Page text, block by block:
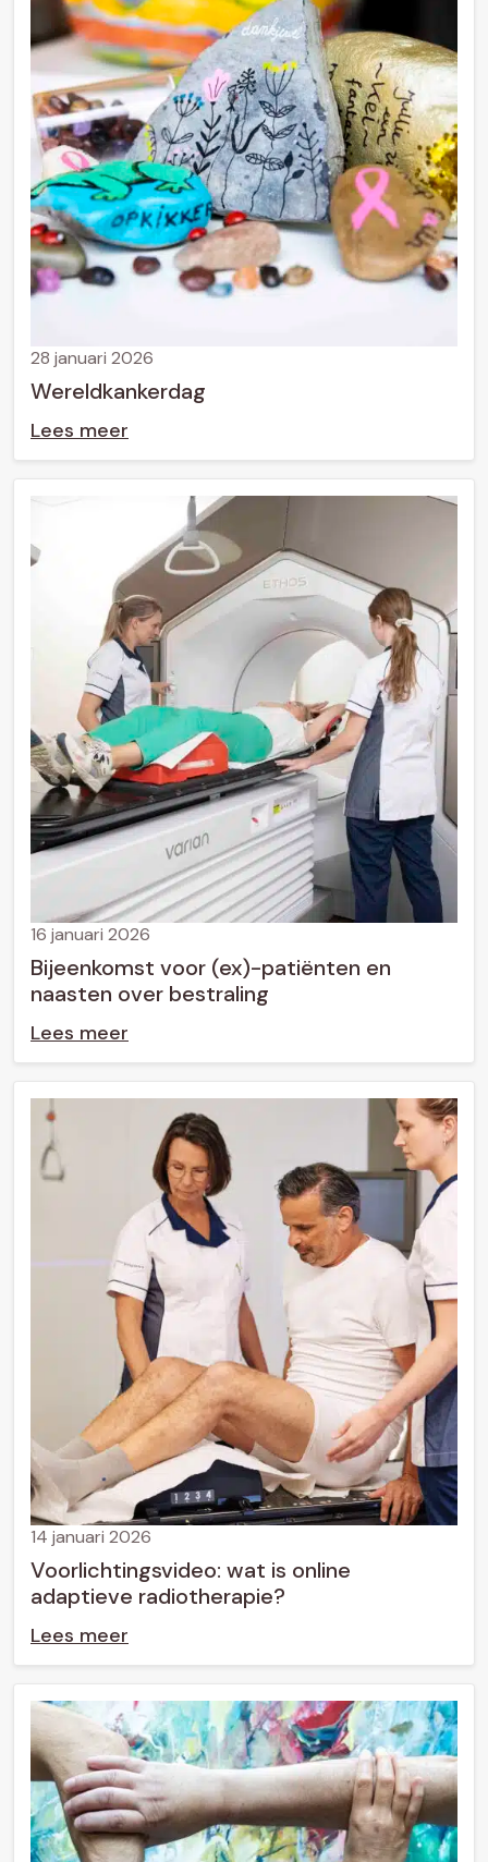
Wereldkankerdag
28 januari 2026
Lees meer
Bijeenkomst voor (ex)-patiënten en
naasten over bestraling
16 januari 2026
Lees meer
Voorlichtingsvideo: wat is online
adaptieve radiotherapie?
14 januari 2026
Lees meer